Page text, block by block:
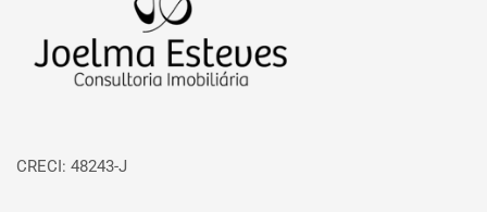
CRECI: 48243-J